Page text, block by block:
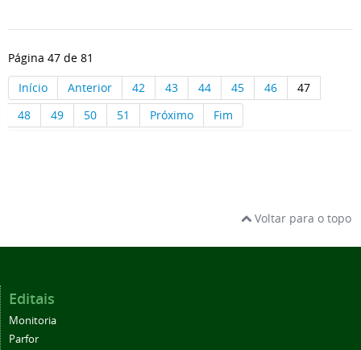
Página 47 de 81
Início
Anterior 42 43 44 45 46
47
48
49 50 51 Próximo Fim
Voltar para o topo
Editais
Monitoria
Parfor